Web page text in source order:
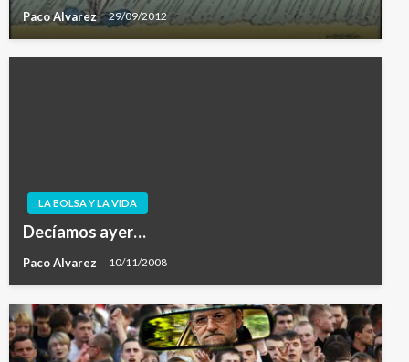
Paco Alvarez 29/09/2012
LA BOLSA Y LA VIDA
Decíamos ayer…
Paco Alvarez 10/11/2008